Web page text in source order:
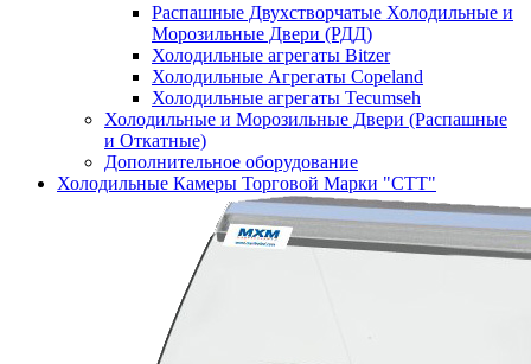
Распашные Двухстворчатые Холодильные и
Морозильные Двери (РДД)
Холодильные агрегаты Bitzer
Холодильные Агрегаты Copeland
Холодильные агрегаты Tecumseh
Холодильные и Морозильные Двери (Распашные
и Откатные)
Дополнительное оборудование
Холодильные Камеры Торговой Марки "СТТ"